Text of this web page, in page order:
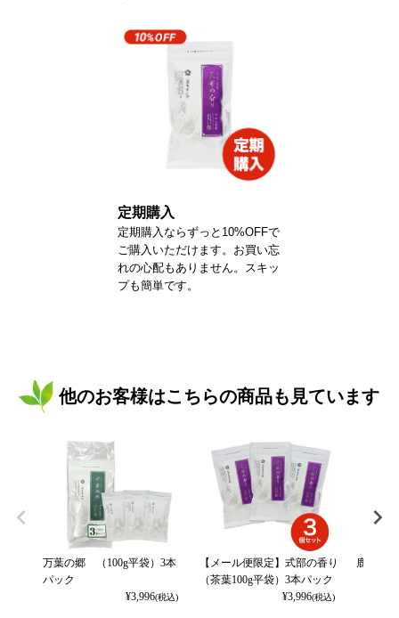
定期購入
定期購入ならずっと10%OFFで
ご購入いただけます。お買い忘
れの心配もありません。スキッ
プも簡単です。
他のお客様はこちらの商品も見ています
万葉の郷 （100g平袋）3本
パック
¥3,996(税込)
【メール便限定】式部の香り
（茶葉100g平袋）3本パック
¥3,996(税込)
鹿児島